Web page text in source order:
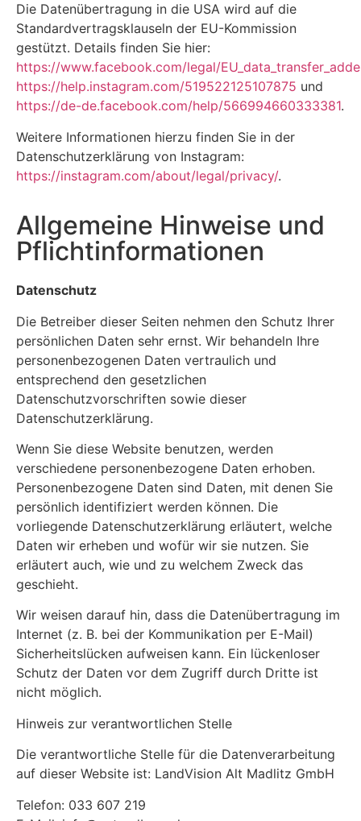
Die Datenübertragung in die USA wird auf die
Standardvertragsklauseln der EU-Kommission
gestützt. Details finden Sie hier:
https://www.facebook.com/legal/
https://help.instagram.com/519522125107875 und
https://de-de.facebook.com/help/566994660333381.
Weitere Informationen hierzu finden Sie in der
Datenschutzerklärung von Instagram:
https://instagram.com/about/legal/privacy/.
Allgemeine Hinweise und
Pflichtinformationen
Datenschutz
Die Betreiber dieser Seiten nehmen den Schutz Ihrer
persönlichen Daten sehr ernst. Wir behandeln Ihre
personenbezogenen Daten vertraulich und
entsprechend den gesetzlichen
Datenschutzvorschriften sowie dieser
Datenschutzerklärung.
Wenn Sie diese Website benutzen, werden
verschiedene personenbezogene Daten erhoben.
Personenbezogene Daten sind Daten, mit denen Sie
persönlich identifiziert werden können. Die
vorliegende Datenschutzerklärung erläutert, welche
Daten wir erheben und wofür wir sie nutzen. Sie
erläutert auch, wie und zu welchem Zweck das
geschieht.
Wir weisen darauf hin, dass die Datenübertragung im
Internet (z. B. bei der Kommunikation per E-Mail)
Sicherheitslücken aufweisen kann. Ein lückenloser
Schutz der Daten vor dem Zugriff durch Dritte ist
nicht möglich.
Hinweis zur verantwortlichen Stelle
Die verantwortliche Stelle für die Datenverarbeitung
auf dieser Website ist: LandVision Alt Madlitz GmbH
Telefon: 033 607 219